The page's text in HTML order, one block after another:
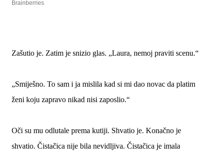
Zašutio je. Zatim je snizio glas. „Laura, nemoj praviti scenu.“
„Smiješno. To sam i ja mislila kad si mi dao novac da platim
ženi koju zapravo nikad nisi zaposlio.“
Oči su mu odlutale prema kutiji. Shvatio je. Konačno je
shvatio. Čistačica nije bila nevidljiva. Čistačica je imala